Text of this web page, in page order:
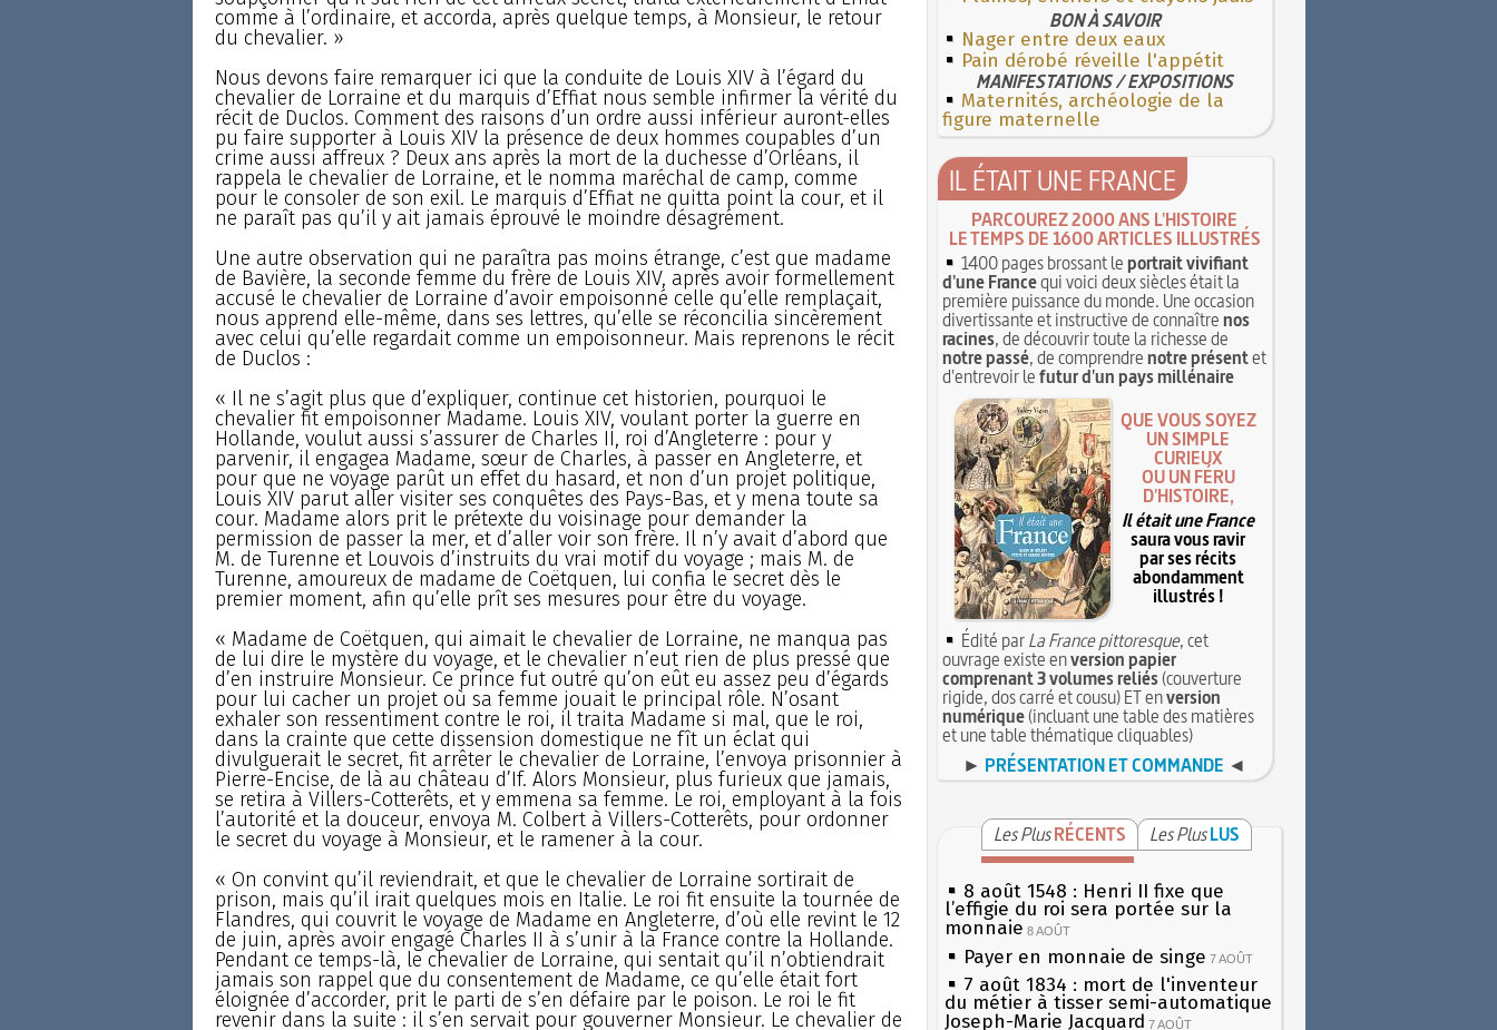
comme à l’ordinaire, et accorda, après quelque temps, à Monsieur, le retour
du chevalier. »
Nous devons faire remarquer ici que la conduite de Louis XIV à l’égard du
chevalier de Lorraine et du marquis d’Effiat nous semble infirmer la vérité du
récit de Duclos. Comment des raisons d’un ordre aussi inférieur auront-elles
pu faire supporter à Louis XIV la présence de deux hommes coupables d’un
crime aussi affreux ? Deux ans après la mort de la duchesse d’Orléans, il
rappela le chevalier de Lorraine, et le nomma maréchal de camp, comme
pour le consoler de son exil. Le marquis d’Effiat ne quitta point la cour, et il
ne paraît pas qu’il y ait jamais éprouvé le moindre désagrément.
Une autre observation qui ne paraîtra pas moins étrange, c’est que madame
de Bavière, la seconde femme du frère de Louis XIV, après avoir formellement
accusé le chevalier de Lorraine d’avoir empoisonné celle qu’elle remplaçait,
nous apprend elle-même, dans ses lettres, qu’elle se réconcilia sincèrement
avec celui qu’elle regardait comme un empoisonneur. Mais reprenons le récit
de Duclos :
« Il ne s’agit plus que d’expliquer, continue cet historien, pourquoi le
chevalier fit empoisonner Madame. Louis XIV, voulant porter la guerre en
Hollande, voulut aussi s’assurer de Charles II, roi d’Angleterre : pour y
parvenir, il engagea Madame, sœur de Charles, à passer en Angleterre, et
pour que ne voyage parût un effet du hasard, et non d’un projet politique,
Louis XIV parut aller visiter ses conquêtes des Pays-Bas, et y mena toute sa
cour. Madame alors prit le prétexte du voisinage pour demander la
permission de passer la mer, et d’aller voir son frère. Il n’y avait d’abord que
M. de Turenne et Louvois d’instruits du vrai motif du voyage ; mais M. de
Turenne, amoureux de madame de Coëtquen, lui confia le secret dès le
premier moment, afin qu’elle prît ses mesures pour être du voyage.
« Madame de Coëtquen, qui aimait le chevalier de Lorraine, ne manqua pas
de lui dire le mystère du voyage, et le chevalier n’eut rien de plus pressé que
d’en instruire Monsieur. Ce prince fut outré qu’on eût eu assez peu d’égards
pour lui cacher un projet où sa femme jouait le principal rôle. N’osant
exhaler son ressentiment contre le roi, il traita Madame si mal, que le roi,
dans la crainte que cette dissension domestique ne fît un éclat qui
divulguerait le secret, fit arrêter le chevalier de Lorraine, l’envoya prisonnier à
Pierre-Encise, de là au château d’If. Alors Monsieur, plus furieux que jamais,
se retira à Villers-Cotterêts, et y emmena sa femme. Le roi, employant à la fois
l’autorité et la douceur, envoya M. Colbert à Villers-Cotterêts, pour ordonner
le secret du voyage à Monsieur, et le ramener à la cour.
« On convint qu’il reviendrait, et que le chevalier de Lorraine sortirait de
prison, mais qu’il irait quelques mois en Italie. Le roi fit ensuite la tournée de
Flandres, qui couvrit le voyage de Madame en Angleterre, d’où elle revint le 12
de juin, après avoir engagé Charles II à s’unir à la France contre la Hollande.
Pendant ce temps-là, le chevalier de Lorraine, qui sentait qu’il n’obtiendrait
jamais son rappel que du consentement de Madame, ce qu’elle était fort
éloignée d’accorder, prit le parti de s’en défaire par le poison. Le roi le fit
revenir dans la suite : il s’en servait pour gouverner Monsieur. Le chevalier de
BON À SAVOIR
Nager entre deux eaux
Pain dérobé réveille l'appétit
MANIFESTATIONS / EXPOSITIONS
Maternités, archéologie de la
figure maternelle
IL ÉTAIT UNE FRANCE
PARCOUREZ 2000 ANS L'HISTOIRE
LE TEMPS DE 1600 ARTICLES ILLUSTRÉS
1400 pages brossant leportrait vivifiant
d'une Francequi voici deux siècles était la
première puissance du monde. Une occasion
divertissante et instructive de connaîtrenos
racines, de découvrir toute la richesse de
notre passé, de comprendrenotre présentet
d'entrevoir lefutur d'un pays millénaire
QUE VOUS SOYEZ
UN SIMPLE
CURIEUX
OU UN FÉRU
D'HISTOIRE,
Il était une France
saura vous ravir
par ses récits
abondamment
illustrés !
Édité parLa France pittoresque, cet
ouvrage existe enversion papier
comprenant 3 volumes reliés(couverture
rigide, dos carré et cousu) ET enversion
numérique(incluant une table des matières
et une table thématique cliquables)
► PRÉSENTATION ET COMMANDE ◄
Les Plus RÉCENTS Les Plus LUS
8 août 1548 : Henri II fixe que
l’effigie du roi sera portée sur la
monnaie 8 AOÛT
Payer en monnaie de singe 7 AOÛT
7 août 1834 : mort de l'inventeur
du métier à tisser semi-automatique
Joseph-Marie Jacquard 7 AOÛT